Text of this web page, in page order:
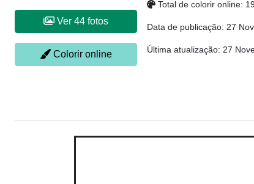
Ver 44 fotos
Colorir online
Total de colorir online:
Data de publicação: 27
Última atualização: 27